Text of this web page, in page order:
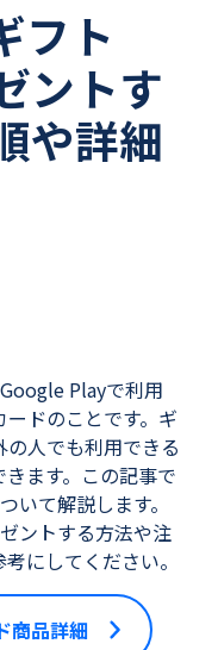
フト
ントす
や詳細
Playで利用
ドのことです。ギ
人でも利用できる
ます。この記事で
いて解説します。
ントする方法や注
にしてください。
商品詳細